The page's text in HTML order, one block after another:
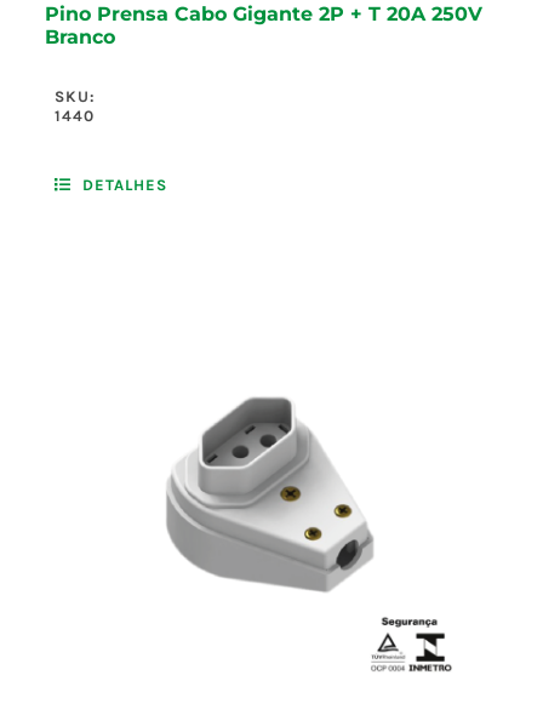
Pino Prensa Cabo Gigante 2P + T 20A 250V
Branco
SKU:
1440
DETALHES